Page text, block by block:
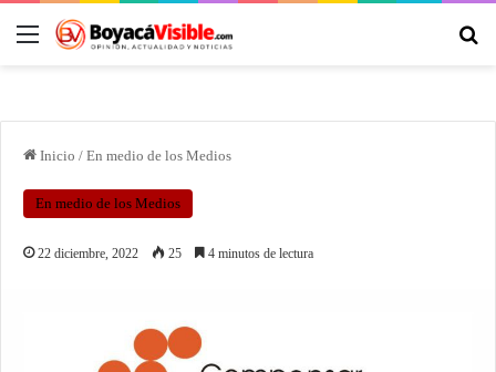
Inicio / En medio de los Medios
En medio de los Medios
22 diciembre, 2022 25 4 minutos de lectura